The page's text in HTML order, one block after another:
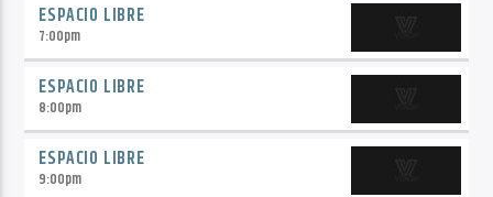
ESPACIO LIBRE
7:00pm
ESPACIO LIBRE
8:00pm
ESPACIO LIBRE
9:00pm